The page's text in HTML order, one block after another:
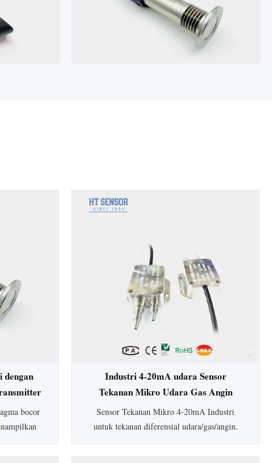
dengan
bocor
Industri 4-20mA udara Sensor
Tekanan Mikro Udara Gas Angin
Differensial Tekanan Transmitter
Sensor Tekanan Mikro 4-20mA Industri
untuk tekanan diferensial udara/gas/angin.